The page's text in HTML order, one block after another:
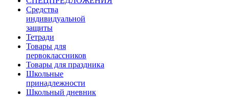
Средства
индивидуальной
защиты
Тетради
Товары для
первоклассников
Товары для праздника
Школьные
принадлежности
Школьный дневник